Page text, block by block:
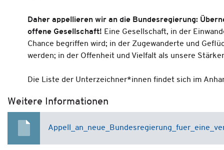
Daher appellieren wir an die Bundesregierung:
offene Gesellschaft! Eine Gesellschaft, in der
Chance begriffen wird; in der Zugewanderte und
werden; in der Offenheit und Vielfalt als unsere
Die Liste der Unterzeichner*innen findet sich im
Weitere Informationen